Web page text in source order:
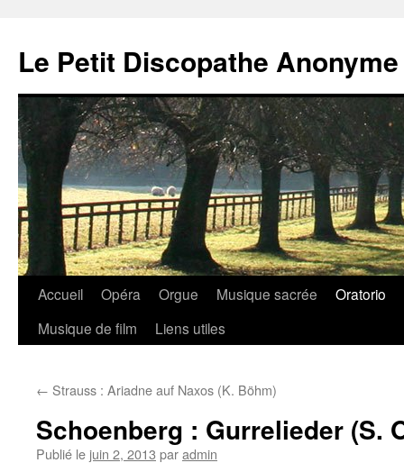
contenu
Le Petit Discopathe Anonyme
Accueil Opéra Orgue Musique sacrée
Oratorio
Musique de film
Liens utiles
← Strauss : Ariadne auf Naxos (K. Böhm)
Schoenberg : Gurrelieder (S.
Publié le juin 2, 2013 paradmin